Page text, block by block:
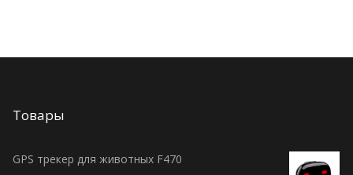
Товары
GPS трекер для животных F470